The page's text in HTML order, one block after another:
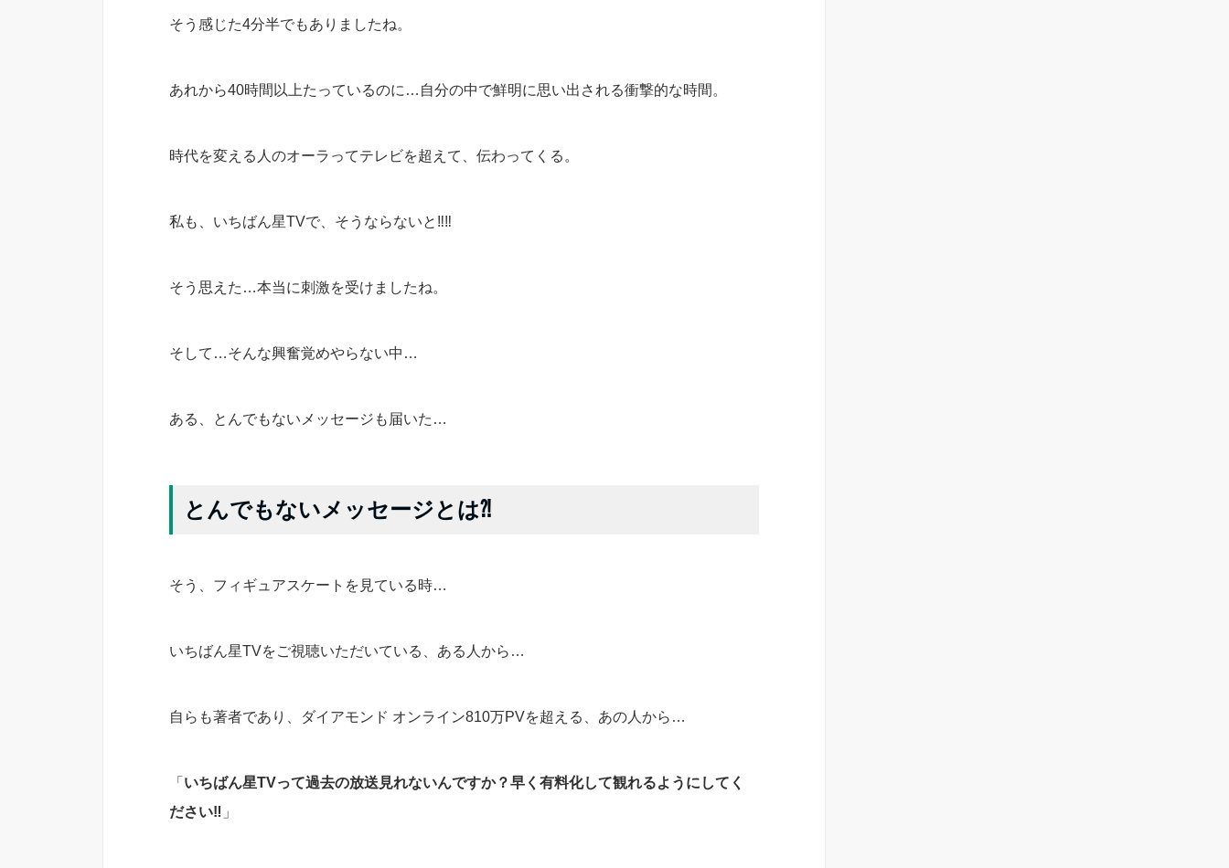
そう感じた4分半でもありましたね。
あれから40時間以上たっているのに…自分の中で鮮明に思い出される衝撃的な時間。
時代を変える人のオーラってテレビを超えて、伝わってくる。
私も、いちばん星TVで、そうならないと‼︎‼︎
そう思えた…本当に刺激を受けましたね。
そして…そんな興奮覚めやらない中…
ある、とんでもないメッセージも届いた…
とんでもないメッセージとは⁈
そう、フィギュアスケートを見ている時…
いちばん星TVをご視聴いただいている、ある人から…
自らも著者であり、ダイアモンド オンライン810万PVを超える、あの人から…
「 いちばん星TVって過去の放送見れないんですか？早く有料化して観れるようにしてく
ださい‼︎ 」